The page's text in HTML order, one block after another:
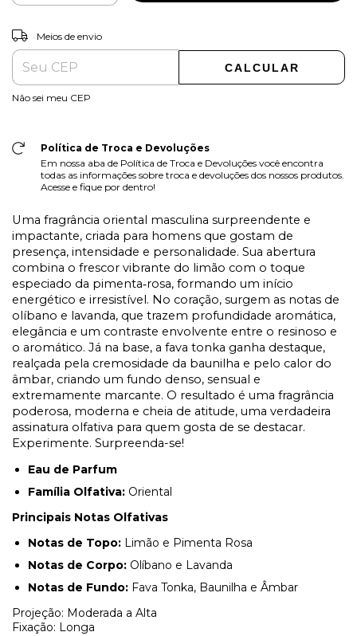
Entregas para o CEP:
Meios de envio
CALCULAR
Não sei meu CEP
Política de Troca e Devoluções
Em nossa aba de Política de Troca e Devoluções você encontra
todas as informações sobre troca e devoluções dos nossos produtos.
Acesse e fique por dentro!
Uma fragrância oriental masculina surpreendente e
impactante, criada para homens que gostam de
presença, intensidade e personalidade. Sua abertura
combina o frescor vibrante do limão com o toque
especiado da pimenta‑rosa, formando um início
energético e irresistível. No coração, surgem as notas de
olíbano e lavanda, que trazem profundidade aromática,
elegância e um contraste envolvente entre o resinoso e
o aromático. Já na base, a fava tonka ganha destaque,
realçada pela cremosidade da baunilha e pelo calor do
âmbar, criando um fundo denso, sensual e
extremamente marcante. O resultado é uma fragrância
poderosa, moderna e cheia de atitude, uma verdadeira
assinatura olfativa para quem gosta de se destacar.
Experimente. Surpreenda-se!
Eau de Parfum
Família Olfativa: Oriental
Principais Notas Olfativas
Notas de Topo: Limão e Pimenta Rosa
Notas de Corpo: Olíbano e Lavanda
Notas de Fundo: Fava Tonka, Baunilha e Âmbar
Projeção: Moderada a Alta
Fixação: Longa